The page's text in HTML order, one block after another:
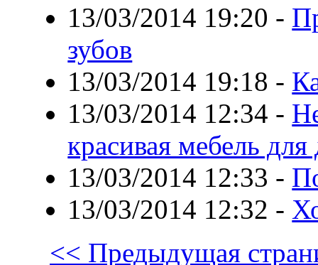
13/03/2014 19:20 -
зубов
13/03/2014 19:18 -
13/03/2014 12:34 -
красивая мебель
13/03/2014 12:33 -
13/03/2014 12:32 -
<< Предыдущая